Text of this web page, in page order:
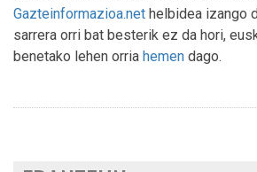
Gazteinformazioa.net helbidea izango
sarrera orri bat besterik ez da hori,
benetako lehen orria hemen dago.